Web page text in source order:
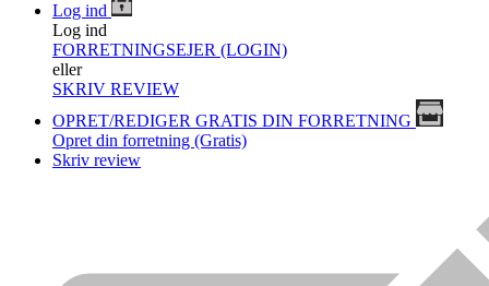
Log ind
Log ind
FORRETNINGSEJER (LOGIN)
eller
SKRIV REVIEW
OPRET/REDIGER GRATIS DIN FORRETNING
Opret din forretning (Gratis)
Skriv review